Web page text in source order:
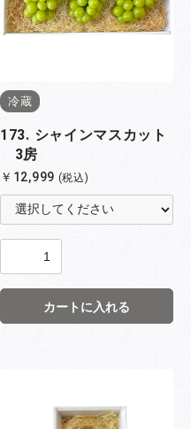
冷蔵
173. シャインマスカット
3房
￥12,999 (税込)
カートに入れる